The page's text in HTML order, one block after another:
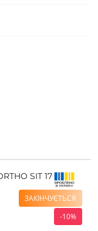
ЗАКІНЧУЄТЬСЯ
-10%
SIT 17006